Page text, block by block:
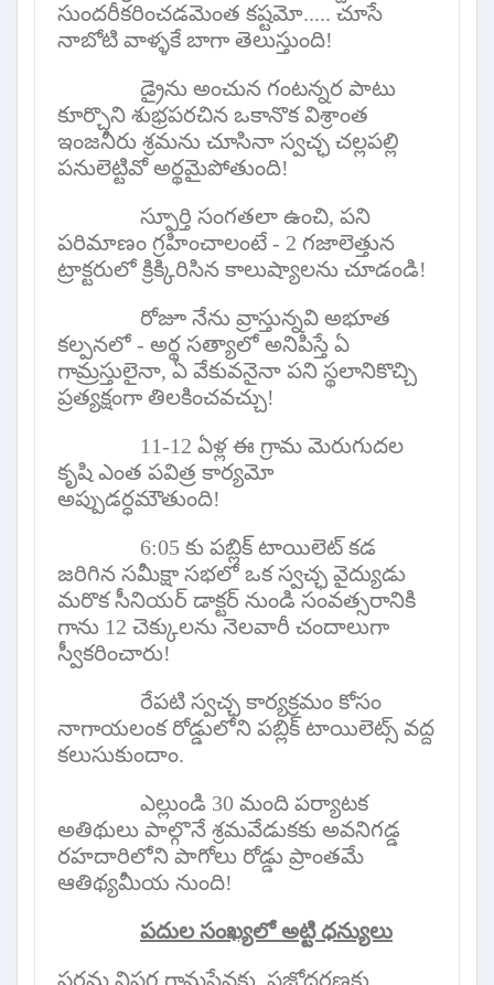
సుందరీకరించడమెంత కష్టమో..... చూసే
నాబోటి వాళ్ళకే బాగా తెలుస్తుంది!
డ్రైను అంచున గంటన్నర పాటు
కూర్చొని శుభ్రపరచిన ఒకానొక విశ్రాంత
ఇంజనీరు శ్రమను చూసినా స్వచ్ఛ చల్లపల్లి
పనులెట్టివో అర్థమైపోతుంది!
స్ఫూర్తి సంగతలా ఉంచి, పని
పరిమాణం గ్రహించాలంటే - 2 గజాలెత్తున
ట్రాక్టరులో క్రిక్కిరిసిన కాలుష్యాలను చూడండి!
రోజూ నేను వ్రాస్తున్నవి అభూత
కల్పనలో - అర్థ సత్యాలో అనిపిస్తే ఏ
గామ్రస్తులైనా, ఏ వేకువనైనా పని స్థలానికొచ్చి
ప్రత్యక్షంగా తిలకించవచ్చు!
11-12 ఏళ్ల ఈ గ్రామ మెరుగుదల
కృషి ఎంత పవిత్ర కార్యమో
అప్పుడర్ధమౌతుంది!
6:05 కు పబ్లిక్ టాయిలెట్ కడ
జరిగిన సమీక్షా సభలో ఒక స్వచ్ఛ వైద్యుడు
మరొక సీనియర్ డాక్టర్ నుండి సంవత్సరానికి
గాను 12 చెక్కులను నెలవారీ చందాలుగా
స్వీకరించారు!
రేపటి స్వచ్ఛ కార్యక్రమం కోసం
నాగాయలంక రోడ్డులోని పబ్లిక్ టాయిలెట్స్ వద్ద
కలుసుకుందాం.
ఎల్లుండి 30 మంది పర్యాటక
అతిథులు పాల్గొనే శ్రమవేడుకకు అవనిగడ్డ
రహదారిలోని పాగోలు రోడ్డు ప్రాంతమే
ఆతిథ్యమీయ నుంది!
పదుల సంఖ్యలో అట్టి ధన్యులు
పరమ నిష్టగ గ్రామసేవకు ప్రజోద్ధరణకు